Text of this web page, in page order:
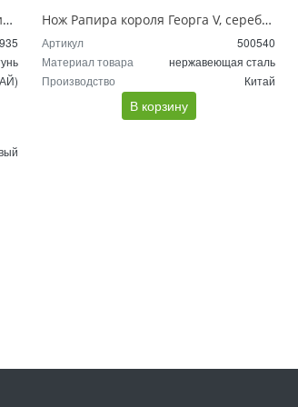
Настольный прибор Якорь, золотистый Нож Рапира короля Георга V, серебристый
Артикул
500540
Материал товара
нержавеющая сталь
Производство
Китай
В корзину